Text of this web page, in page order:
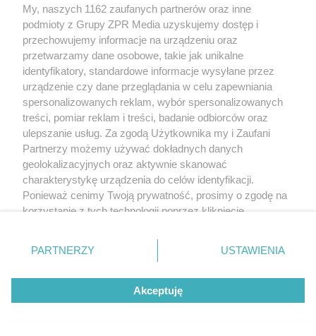
My, naszych 1162 zaufanych partnerów oraz inne
podmioty z Grupy ZPR Media uzyskujemy dostęp i
przechowujemy informacje na urządzeniu oraz
przetwarzamy dane osobowe, takie jak unikalne
identyfikatory, standardowe informacje wysyłane przez
urządzenie czy dane przeglądania w celu zapewniania
spersonalizowanych reklam, wybór spersonalizowanych
treści, pomiar reklam i treści, badanie odbiorców oraz
ulepszanie usług. Za zgodą Użytkownika my i Zaufani
Partnerzy możemy używać dokładnych danych
geolokalizacyjnych oraz aktywnie skanować
charakterystykę urządzenia do celów identyfikacji.
Ponieważ cenimy Twoją prywatność, prosimy o zgodę na
korzystanie z tych technologii poprzez kliknięcie
zmienić/wycofać klikając przycisk ustawień prywatności
znajdujący się w lewym dolnym rogu strony
rodzaje przetwarzania danych nie wymagają zgody
użytkownika, ale masz prawo sprzeciwić się takiemu
przetwarzaniu. Preferencje będą miały zastosowanie tylko
PARTNERZY USTAWIENIA
Akceptuję